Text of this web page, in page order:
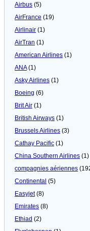
Airbus (5)
AirFrance (19)
Airlinair (1)
AirTran (1)
American Airlines (1)
ANA(1)
Asky Airlines (1)
Boeing (6)
Brit Air (1)
British Airways (1)
Brussels Airlines (3)
Cathay Pacific (1)
China Southern Airlines (1)
compagnies aériennes
Continental (5)
Easyjet(8)
Emirates (8)
Ethiad (2)